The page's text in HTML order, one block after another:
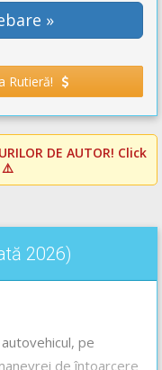
»
Rutieră!
DE AUTOR! Click
⚠️
2026)
pe
de întoarcere